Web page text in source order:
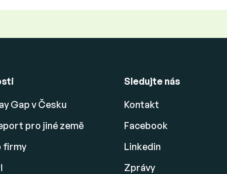
Gap v Česku
pro jiné země
firmy
Sledujte nás
Kontakt
Facebook
Linkedin
Zprávy